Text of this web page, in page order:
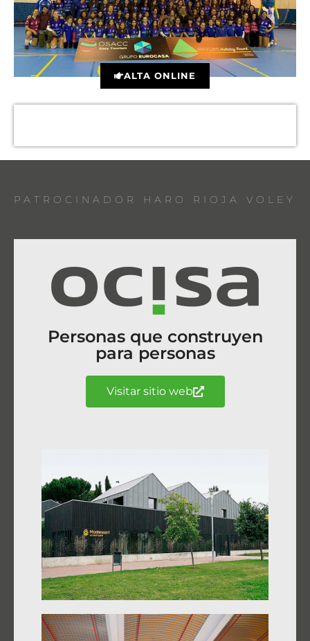
ALTA ONLINE
PATROCINADOR HARO RIOJA VOLEY
Personas que construyen
para personas
Visitar sitio web